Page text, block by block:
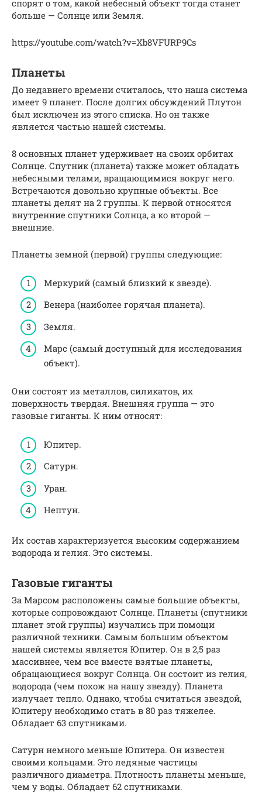
спорят о том, какой небесный объект тогда станет
больше — Солнце или Земля.
https://youtube.com/watch?v=Xb8VFURP9Cs
Планеты
До недавнего времени считалось, что наша система
имеет 9 планет. После долгих обсуждений Плутон
был исключен из этого списка. Но он также
является частью нашей системы.
8 основных планет удерживает на своих орбитах
Солнце. Спутник (планета) также может обладать
небесными телами, вращающимися вокруг него.
Встречаются довольно крупные объекты. Все
планеты делят на 2 группы. К первой относятся
внутренние спутники Солнца, а ко второй —
внешние.
Планеты земной (первой) группы следующие:
Меркурий (самый близкий к звезде).
Венера (наиболее горячая планета).
Земля.
Марс (самый доступный для исследования
объект).
Они состоят из металлов, силикатов, их
поверхность твердая. Внешняя группа — это
газовые гиганты. К ним относят:
Юпитер.
Сатурн.
Уран.
Нептун.
Их состав характеризуется высоким содержанием
водорода и гелия. Это системы.
Газовые гиганты
За Марсом расположены самые большие объекты,
которые сопровождают Солнце. Планеты (спутники
планет этой группы) изучались при помощи
различной техники. Самым большим объектом
нашей системы является Юпитер. Он в 2,5 раз
массивнее, чем все вместе взятые планеты,
обращающиеся вокруг Солнца. Он состоит из гелия,
водорода (чем похож на нашу звезду). Планета
излучает тепло. Однако, чтобы считаться звездой,
Юпитеру необходимо стать в 80 раз тяжелее.
Обладает 63 спутниками.
Сатурн немного меньше Юпитера. Он известен
своими кольцами. Это ледяные частицы
различного диаметра. Плотность планеты меньше,
чем у воды. Обладает 62 спутниками.